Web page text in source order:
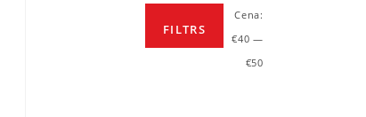
FILTRS
Cena:
€40 —
€50